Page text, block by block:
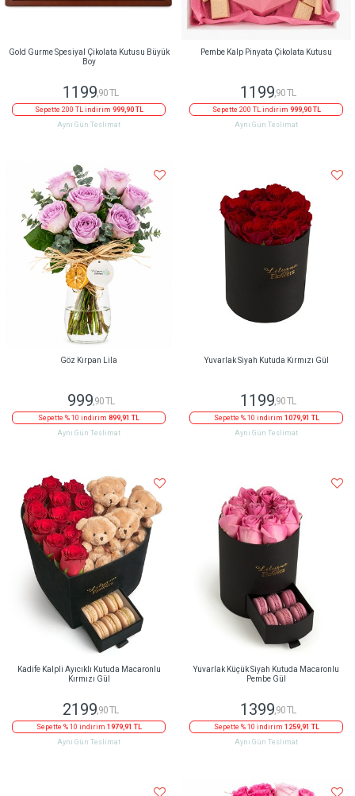
Gold Gurme Spesiyal Çikolata Kutusu Büyük
Boy
1199,90 TL
Sepette 200 TL indirim 999,90 TL
Aynı Gün Teslimat
Pembe Kalp Pinyata Çikolata Kutusu
1199,90 TL
Sepette 200 TL indirim 999,90 TL
Aynı Gün Teslimat
Göz Kırpan Lila
999,90 TL
Sepette % 10 indirim 899,91 TL
Aynı Gün Teslimat
Yuvarlak Siyah Kutuda Kırmızı Gül
1199,90 TL
Sepette % 10 indirim 1079,91 TL
Aynı Gün Teslimat
Kadife Kalpli Ayıcıklı Kutuda Macaronlu
Kırmızı Gül
2199 ,90 TL
Sepette % 10 indirim 1979,91 TL
Aynı Gün Teslimat
Yuvarlak Küçük Siyah Kutuda Macaronlu
Pembe Gül
1399 ,90 TL
Sepette % 10 indirim 1259,91 TL
Aynı Gün Teslimat